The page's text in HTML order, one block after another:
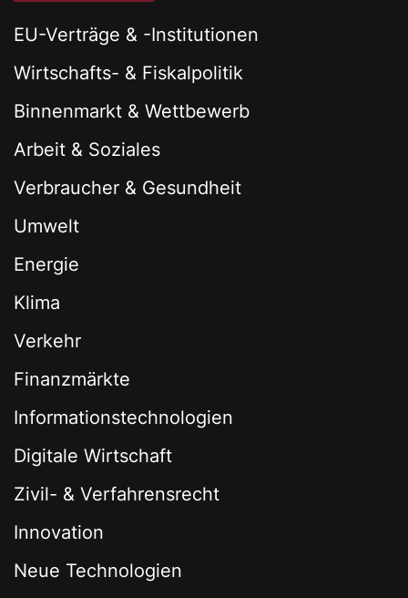
EU-Verträge & -Institutionen
Wirtschafts- & Fiskalpolitik
Binnenmarkt & Wettbewerb
Arbeit & Soziales
Verbraucher & Gesundheit
Umwelt
Energie
Klima
Verkehr
Finanzmärkte
Informationstechnologien
Digitale Wirtschaft
Zivil- & Verfahrensrecht
Innovation
Neue Technologien